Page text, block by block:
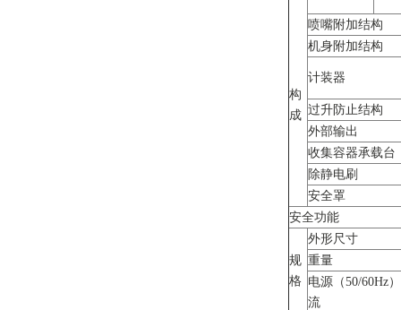
构
成
喷嘴附加结构
机身附加结构
计装器
过升防止结构
外部输出
收集容器承载台
除静电刷
安全罩
安全功能
规
格
外形尺寸
重量
电源（50/60Hz
流